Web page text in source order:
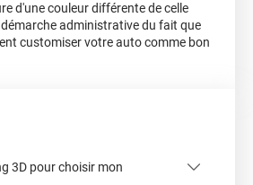
d'une couleur différente de celle
administrative du fait que
customiser votre auto comme bon
3D pour choisir mon